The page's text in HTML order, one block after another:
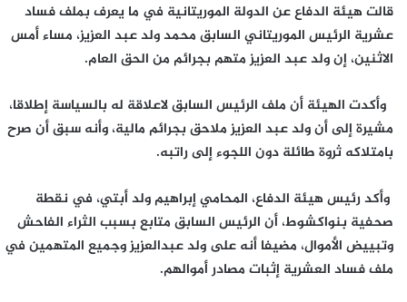
قالت هيئة الدفاع عن الدولة الموريتانية في ما يعرف بملف فساد
عشرية الرئيس الموريتاني السابق محمد ولد عبد العزيز، مساء أمس
الاثنين، إن ولد عبد العزيز متهم بجرائم من الحق العام.
وأكدت الهيئة أن ملف الرئيس السابق لاعلاقة له بالسياسة إطلاقا،
مشيرة إلى أن ولد عبد العزيز ملاحق بجرائم مالية، وأنه سبق أن صرح
بامتلاكه ثروة طائلة دون اللجوء إلى راتبه.
وأكد رئيس هيئة الدفاع، المحامي إبراهيم ولد أبتي، في نقطة
صحفية بنواكشوط، أن الرئيس السابق متابع بسبب الثراء الفاحش
وتبييض الأموال، مضيفا أنه على ولد عبدالعزيز وجميع المتهمين في
ملف فساد العشرية إثبات مصادر أموالهم.